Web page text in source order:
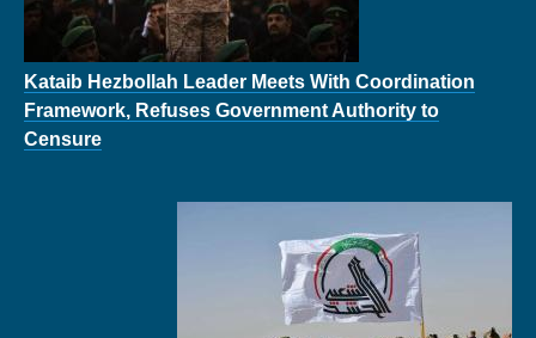
Kataib Hezbollah Leader Meets With Coordination
Framework, Refuses Government Authority to
Censure